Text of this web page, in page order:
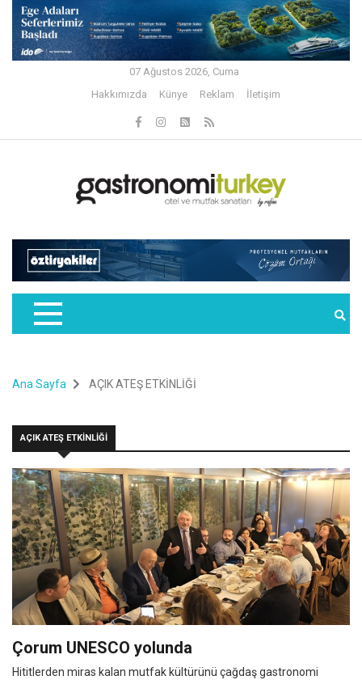
07 Ağustos 2026, Cuma
Hakkımızda
Künye Reklam İletişim
Ana Sayfa AÇIK ATEŞ ETKİNLİĞİ
AÇIK ATEŞ ETKİNLİĞİ
Çorum UNESCO yolunda
Hititlerden miras kalan mutfak kültürünü çağdaş gastronomi